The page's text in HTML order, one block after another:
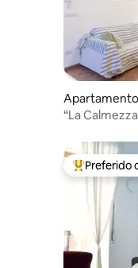
Apartamento
“La
Entre os
Preferido